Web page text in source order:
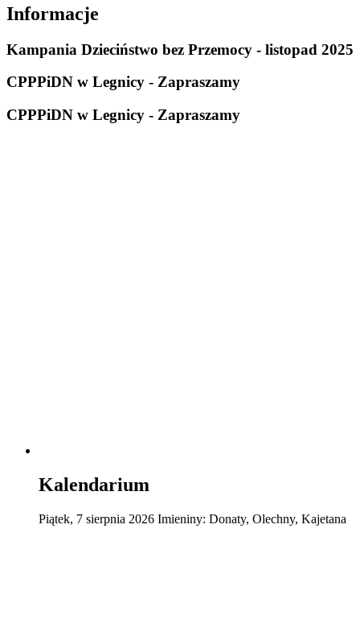
Informacje
Kampania Dzieciństwo bez Przemocy - listopad 2025
CPPPiDN w Legnicy - Zapraszamy
CPPPiDN w Legnicy - Zapraszamy
Kalendarium
Piątek, 7 sierpnia 2026 Imieniny: Donaty, Olechny, Kajetana